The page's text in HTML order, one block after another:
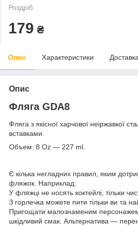
Роздріб
179 ₴
Опис Характеристики Доставка
Опис
Фляга GDA8
Фляга з якісної харчової неіржавкої
вставками.
Объем: 8 Oz ― 227 ml.
Є кілька негладних правил, яким
фляжок. Наприклад:
У фляжці не носять коктейлі, тільки
З горлечка можете пити тільки ви та
Пригощати малознаменим
шкідливий смак. Альтернатива —